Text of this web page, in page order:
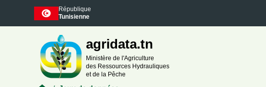
Skip to main content
République
Tunisienne
agridata.tn
Ministère de l'Agriculture
des Ressources Hydrauliques
et de la Pêche